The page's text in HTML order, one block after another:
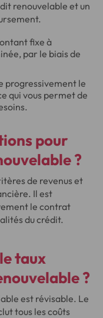
renouvelable et un
fixe à
par le biais de
progressivement le
qui vous permet de
pour
?
de revenus et
Il est
le contrat
du crédit.
taux
?
est révisable. Le
tous les coûts